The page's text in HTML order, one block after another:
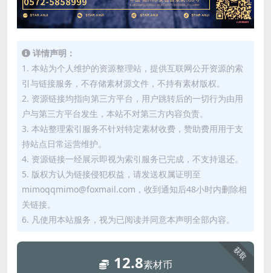
详情声明：
1. 本站为个人维护的资源整理站，提供互联网公开资源的索
引与链接服务，不存储素材源文件，不持有素材版权。
2. 资源链接均指向第三方平台，用户跳转后的一切行为由用
户与第三方平台发生，本站不对第三方内容负责。
3. 本站整理索引服务不针对特定素材收费，赞助费用用于支
持站点日常运营维护。
4. 资源链接一经展示即视为索引服务已完成，不支持退还。
5. 版权方认为链接侵犯权益，请发送权属证明至
mimoqqmimo@foxmail.com，收到通知后48小时内删除相
关链接。
6. 凡使用本站服务，视为已阅读并同意本声明全部内容。
获取
12.8素材币